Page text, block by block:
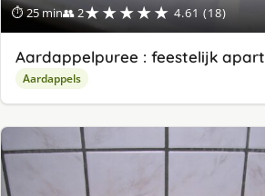
⏱ 25 min👥 2★★★★★ 4.61 (18)
Aardappelpuree : feestelijk apart
Aardappels